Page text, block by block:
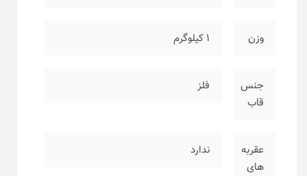
وزن ۱ کیلوگرم
جنس
قاب
فلز
عقربه
های
ندارد